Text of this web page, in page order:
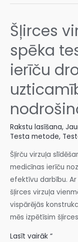
Šļirces
spēka
ierīču
Rakstu lasīšana,
Testa metode,
Šļirču virzuļa
medicīnas ierīču
efektīvu darbību.
šļirces virzuļa
vispārējās
mēs izpētīsim
Lasīt vairāk “